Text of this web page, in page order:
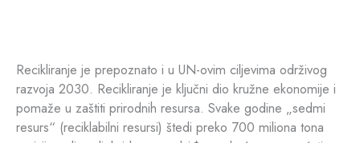
Recikliranje je prepoznato i u UN-ovim ciljevima održivog
razvoja 2030. Recikliranje je ključni dio kružne ekonomije i
pomaže u zaštiti prirodnih resursa. Svake godine „sedmi
resurs“ (reciklabilni resursi) štedi preko 700 miliona tona